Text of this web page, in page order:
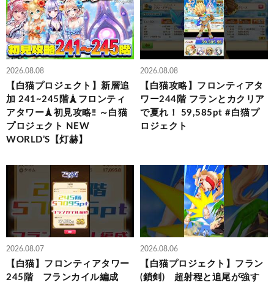
2026.08.08
【白猫プロジェクト】新層追
加 241~245階🗼フロンティ
アタワー🗼初見攻略‼ ～白猫
プロジェクト NEW
WORLD’S【灯赫】
2026.08.08
【白猫攻略】フロンティアタ
ワー244階 フランとカクリア
で夏れ！ 59,585pt #白猫プ
ロジェクト
2026.08.07
【白猫】フロンティアタワー
245階 フランカイル編成
2026.08.06
【白猫プロジェクト】フラン
(鎖剣) 超射程と追尾が強す